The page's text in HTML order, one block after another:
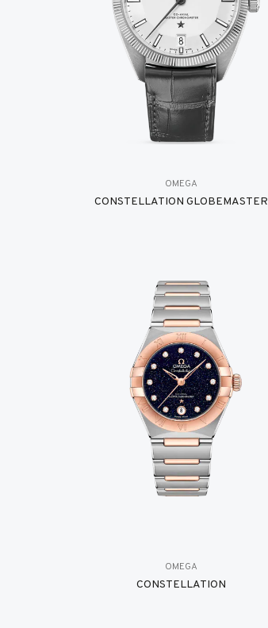
OMEGA
CONSTELLATION GLOBEMASTER
OMEGA
CONSTELLATION